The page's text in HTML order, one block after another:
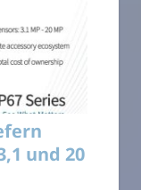
und 20